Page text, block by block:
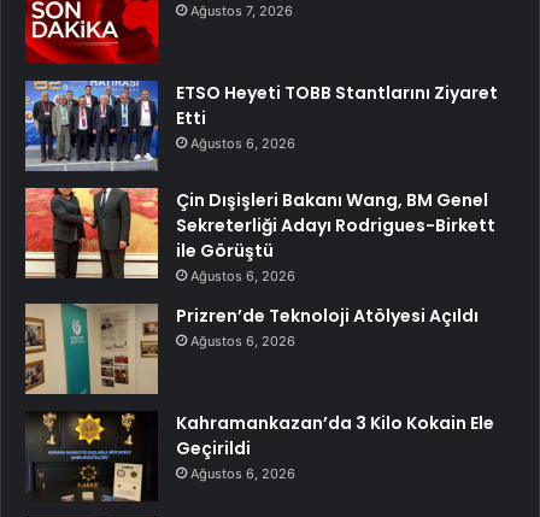
Ağustos 7, 2026
ETSO Heyeti TOBB Stantlarını Ziyaret
Etti
Ağustos 6, 2026
Çin Dışişleri Bakanı Wang, BM Genel
Sekreterliği Adayı Rodrigues-Birkett
ile Görüştü
Ağustos 6, 2026
Prizren’de Teknoloji Atölyesi Açıldı
Ağustos 6, 2026
Kahramankazan’da 3 Kilo Kokain Ele
Geçirildi
Ağustos 6, 2026